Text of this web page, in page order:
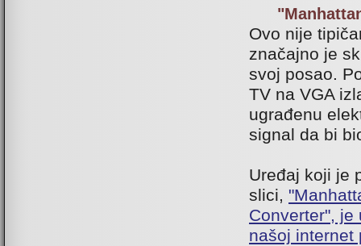
Ovo nije
značajno je
svoj posao.
TV na VGA
ugrađenu
signal da bi
Uređaj koji je
slici,
Converter", je
našoj internet